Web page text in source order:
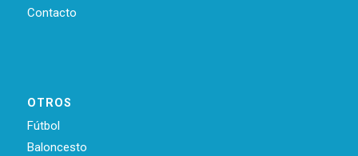
Contacto
OTROS
Fútbol
Baloncesto